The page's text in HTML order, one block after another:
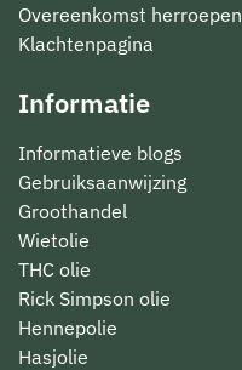
Overeenkomst herroepen
Klachtenpagina
Informatie
Informatieve blogs
Gebruiksaanwijzing
Groothandel
Wietolie
THC olie
Rick Simpson olie
Hennepolie
Hasjolie